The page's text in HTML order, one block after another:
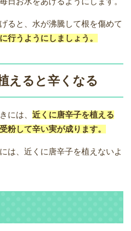
ると、水が沸騰して根を傷めて
行うようにしましょう。
えると辛くなる
には、 近くに唐辛子を植える
粉して辛い実が成ります。
は、近くに唐辛子を植えないよ